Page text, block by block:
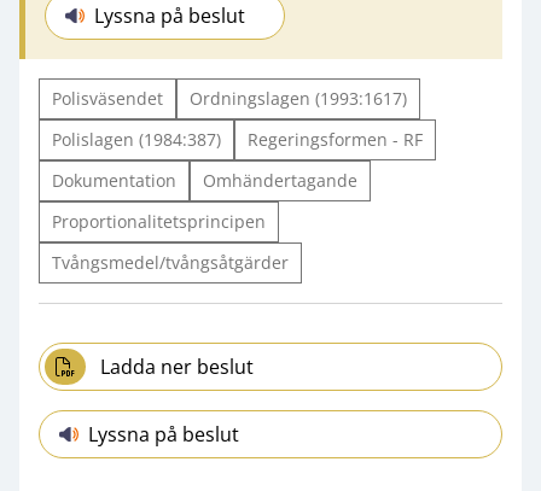
Lyssna på beslut
Polisväsendet
Ordningslagen (1993:1617)
Polislagen (1984:387)
Regeringsformen - RF
Dokumentation
Omhändertagande
Proportionalitetsprincipen
Tvångsmedel/tvångsåtgärder
Ladda ner beslut
Lyssna på beslut